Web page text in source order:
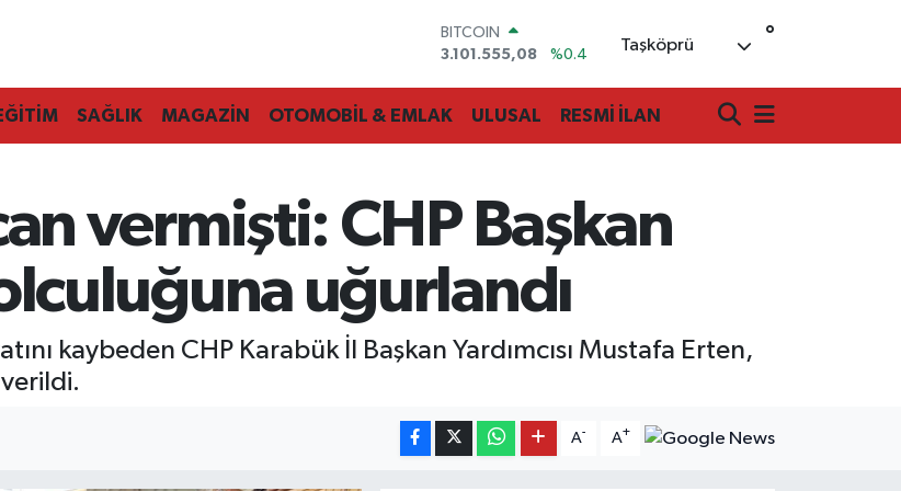
3.101.555,08
DOLAR
55,1823
%-0.06
6672.90
BİST100
13.779
%0
Taşköprü °
SAĞLIK MAGAZİN OTOMOBİL & EMLAK ULUSAL RESMİ İLAN
vermişti: CHP Başkan
uğurlandı
kaybeden CHP Karabük İl Başkan Yardımcısı Mustafa Erten,
A- A+